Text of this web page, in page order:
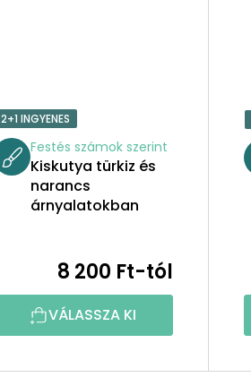
2+1 INGYENES
Festés számok szerint
Kiskutya türkiz és
narancs
árnyalatokban
8 200 Ft-tól
VÁLASSZA KI